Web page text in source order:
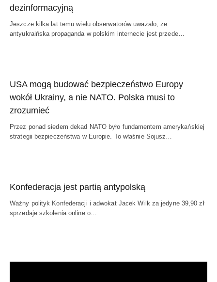
dezinformacyjną
Jeszcze kilka lat temu wielu obserwatorów uważało, że
antyukraińska propaganda w polskim internecie jest przede…
USA mogą budować bezpieczeństwo Europy
wokół Ukrainy, a nie NATO. Polska musi to
zrozumieć
Przez ponad siedem dekad NATO było fundamentem amerykańskiej
strategii bezpieczeństwa w Europie. To właśnie Sojusz…
Konfederacja jest partią antypolską
Ważny polityk Konfederacji i adwokat Jacek Wilk za jedyne 39,90 zł
sprzedaje szkolenia online o…